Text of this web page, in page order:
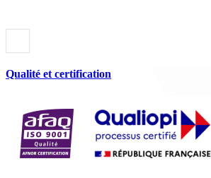
Qualité et certification